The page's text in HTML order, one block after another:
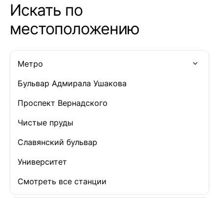
Искать по
местоположению
Метро
Бульвар Адмирала Ушакова
Проспект Вернадского
Чистые пруды
Славянский бульвар
Университет
Смотреть все станции